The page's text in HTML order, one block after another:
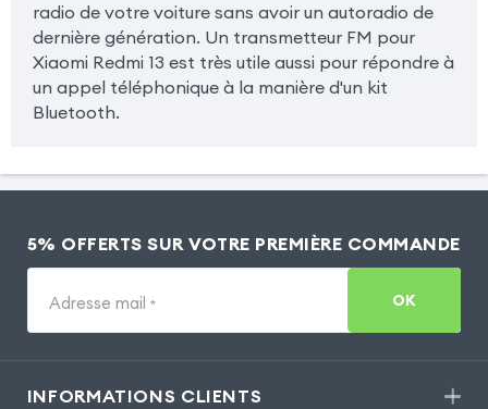
radio de votre voiture sans avoir un autoradio de
dernière génération. Un transmetteur FM pour
Xiaomi Redmi 13 est très utile aussi pour répondre à
un appel téléphonique à la manière d'un kit
Bluetooth.
5% OFFERTS SUR VOTRE PREMIÈRE COMMANDE
Adresse mail * OK
INFORMATIONS CLIENTS